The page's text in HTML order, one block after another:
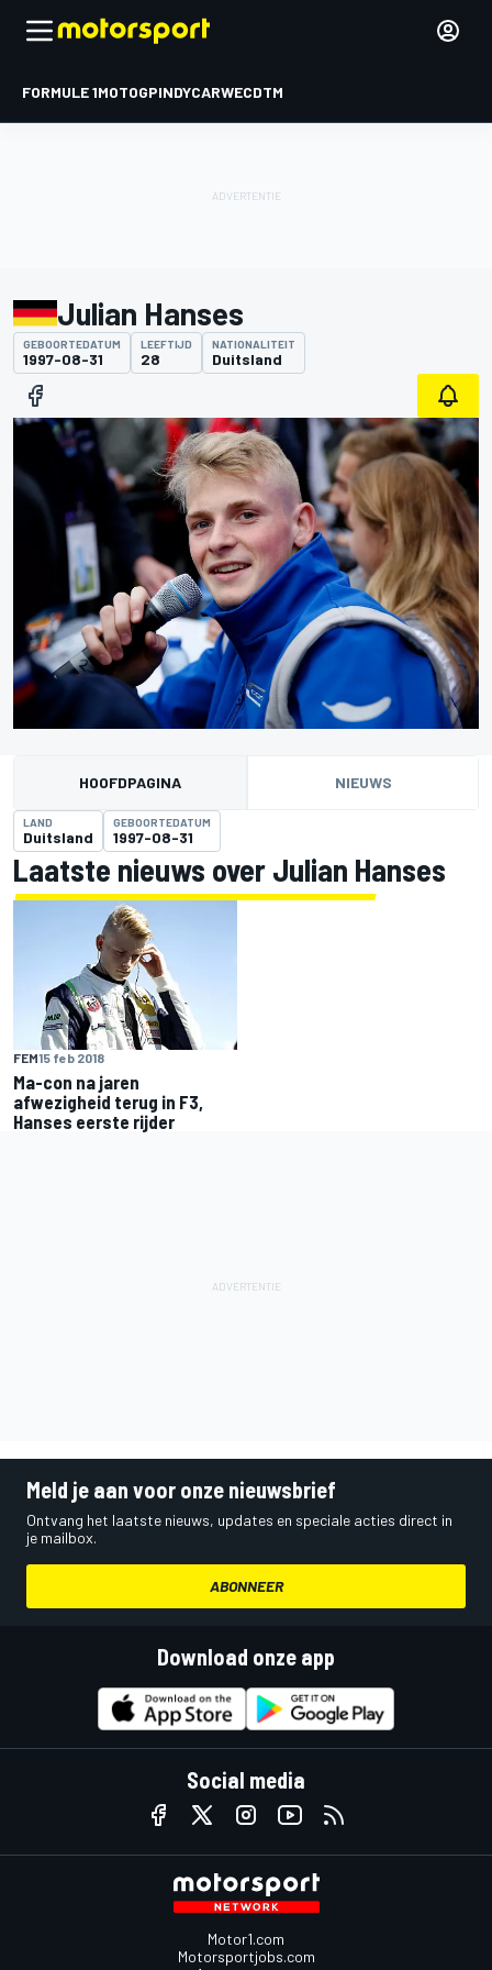
FORMULE 1MOTOGPINDYCARWECDTM
Julian Hanses
GEBOORTEDATUM
1997-08-31
LEEFTIJD
28
NATIONALITEIT
Duitsland
HOOFDPAGINA NIEUWS
LAND
Duitsland
GEBOORTEDATUM
1997-08-31
Laatste nieuws over Julian Hanses
FEM15 feb 2018
Ma-con na jaren
afwezigheid terug in F3,
Hanses eerste rijder
Meld je aan voor onze nieuwsbrief
Ontvang het laatste nieuws, updates en speciale acties direct in
je mailbox.
ABONNEER
Download onze app
Social media
Motor1.com
Motorsportjobs.com